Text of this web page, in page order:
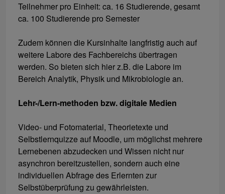
Teilnehmer pro Einheit: ca. 16 Studierende, gesamt
ca. 100 Studierende pro Semester
Zudem können die Kursinhalte langfristig auch auf
weitere Labore des Fachbereichs übertragen
werden. So bieten sich hier z.B. die Labore im
Bereich Analytik, Physik und Mikrobiologie an.
Lehr-/Lern-methoden bzw. digitale Medien
Video- und Fotomaterial, Theorietexte und
Selbstlernquizze auf Moodle, um möglichst mehrere
Lernebenen abzudecken und Wissen nicht nur
asynchron bereitzustellen, sondern auch eine
individuellen Abfrage des Erlernten zur
Selbstüberprüfung zu gewährleisten.